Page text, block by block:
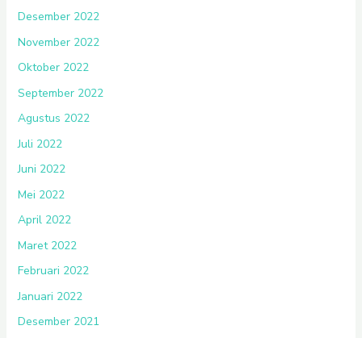
Desember 2022
November 2022
Oktober 2022
September 2022
Agustus 2022
Juli 2022
Juni 2022
Mei 2022
April 2022
Maret 2022
Februari 2022
Januari 2022
Desember 2021